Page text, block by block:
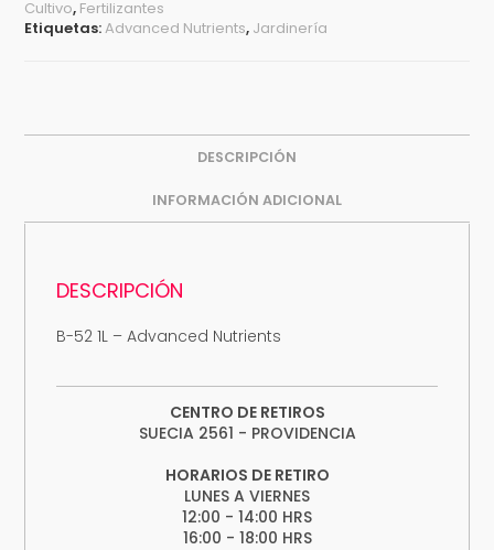
Cultivo, Fertilizantes
Etiquetas:Advanced Nutrients, Jardinería
DESCRIPCIÓN
INFORMACIÓN ADICIONAL
DESCRIPCIÓN
B-52 1L – Advanced Nutrients
CENTRO DE RETIROS
SUECIA 2561 - PROVIDENCIA
HORARIOS DE RETIRO
LUNES A VIERNES
12:00 - 14:00 HRS
16:00 - 18:00 HRS